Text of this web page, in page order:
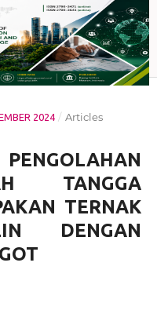
2024 / Articles
TANGGA
TERNAK
DENGAN